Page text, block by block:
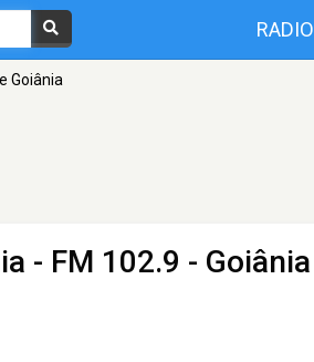
RADIO
Goiânia
- FM 102.9 - Goiânia